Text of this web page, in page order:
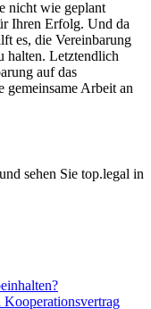
nicht wie geplant
Ihren Erfolg. Und da
es, die Vereinbarung
halten. Letztendlich
auf das
Arbeit an
sehen Sie top.legal in